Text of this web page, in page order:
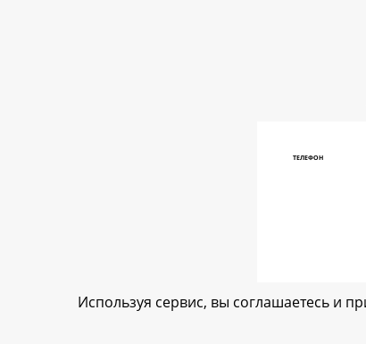
ТЕЛЕФОН
Используя сервис, вы соглашаетесь и